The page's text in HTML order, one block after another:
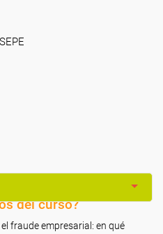
del curso?
fraude empresarial: en qué